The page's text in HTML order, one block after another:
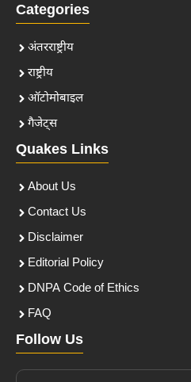
Categories
अंतरराष्ट्रीय
राष्ट्रीय
ऑटोमोबाइल
गैजेट्स
Quakes Links
About Us
Contact Us
Disclaimer
Editorial Policy
DNPA Code of Ethics
FAQ
Follow Us